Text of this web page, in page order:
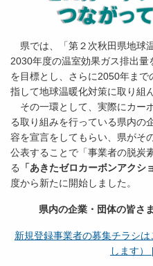
県では、「第２次秋田県地球
2030年度の温室効果ガス排出量
を目標とし、さらに2050年まで
指して地球温暖化対策に取り組
その一環として、実際にカー
る取り組みを行っている県内の
容を宣言をしてもらい、県がそ
公表することで「事業者の脱炭
る
「あきたゼロカーボンアクシ
度から新たに開始しました。
県内の企業・団体の皆さ
新規登録事業者の募集チラシ
します）